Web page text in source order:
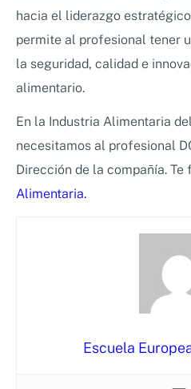
hacia el liderazgo
permite al profesional tener
la seguridad, calidad e
alimentario.
En la Industria Alimentaria
necesitamos al profesional
Dirección de la compañía. Te
Alimentaria.
Escuela